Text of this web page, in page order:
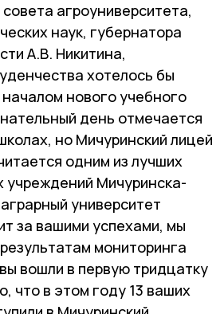
агроуниверситета,
наук, губернатора
А.В. Никитина,
хотелось бы
нового учебного
день отмечается
но Мичуринский лицей
одним из лучших
учреждений Мичуринска-
университет
за вашими успехами, мы
мониторинга
вошли в первую тридцатку
что в этом году 13 ваших